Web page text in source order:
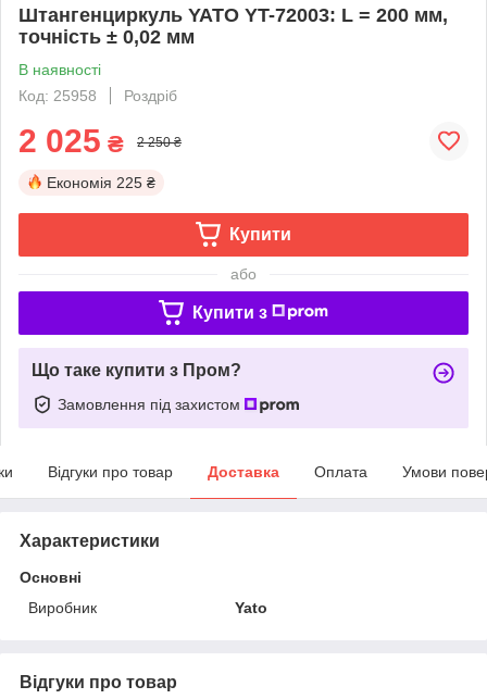
Штангенциркуль YATO YT-72003: L = 200 мм,
точність ± 0,02 мм
В наявності
Код: 25958
Роздріб
2 025 ₴ 2 250 ₴
Економія 225 ₴
Купити
або
Купити з
Що таке купити з Пром?
Замовлення під захистом
Відгуки про товар Доставка Оплата Умови
Характеристики
Основні
Виробник
Yato
Відгуки про товар